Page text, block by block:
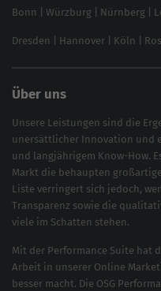
Brand Monitoring 2025
Bonn Würzburg Nürnberg
Dresden Hannover Köln
Über uns
Unsere Leistungen sind die
unersättlicher Innovation und
und langjährigem Know-How.
Markt die behaupten
Liste verringert sich jedoch,
Transparenz sowie die
viele im Schatten stehen.
Mit der Performance Suite hat
Arbeit in unserer Online
besser macht. Die OSG